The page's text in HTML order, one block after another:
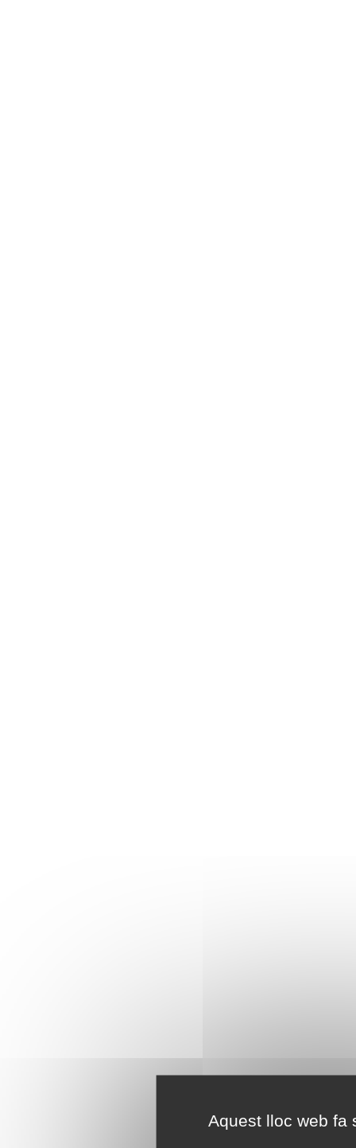
Aquest lloc web fa